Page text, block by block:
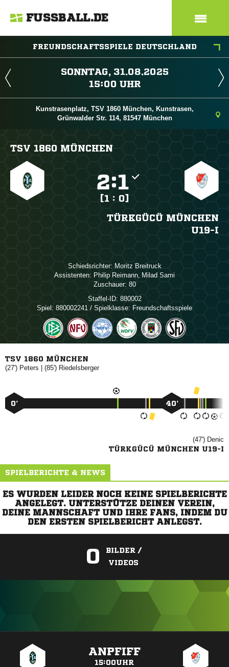
FUSSBALL.DE
FREUNDSCHAFTSSPIELE DEUTSCHLAND
 
 
Kunstrasenplatz, TSV 1860 München, Kunstrasen,
Grünwalder Str. 114, 81547 München
TSV 1860 MÜNCHEN
:
[1 : 0]
TÜRKGÜCÜ MÜNCHEN
U19-I
Schiedsrichter:  
Assistenten:  ,  
Zuschauer: 80
Staffel-ID: 880002
Spiel: 880002241 / Spielklasse: Freundschaftsspiele
TSV 1860 MÜNCHEN
(27')  | (85') 
0’ 40’
(47') 
TÜRKGÜCÜ MÜNCHEN U19-I
SPIELBERICHTE & NEWS
ES WURDEN LEIDER NOCH KEINE SPIELBERICHTE
ANGELEGT. UNTERSTÜTZE DEINEN VEREIN,
DEINE MANNSCHAFT UND IHRE FANS, INDEM DU
DEN ERSTEN SPIELBERICHT ANLEGST.
0
BILDER /
VIDEOS
ANPFIFF
15:00UHR